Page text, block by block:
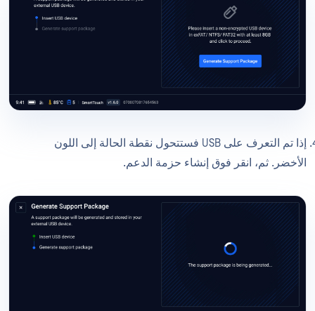
إذا تم التعرف على USB فستتحول نقطة الحالة إلى اللون
الأخضر. ثم، انقر فوق إنشاء حزمة الدعم.